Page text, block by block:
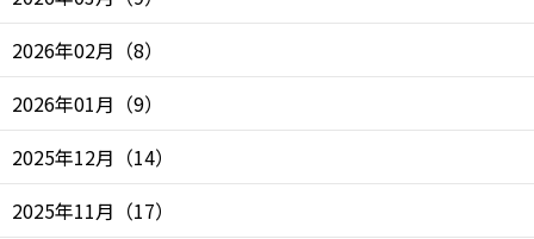
2026年02月 （8）
2026年01月 （9）
2025年12月 （14）
2025年11月 （17）